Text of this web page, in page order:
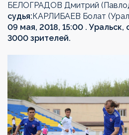
БЕЛОГРАДОВ Дмитрий
судья:КАРЛИБАЕВ Болат
09 мая, 2018, 15:00 . Уральск,
3000 зрителей.